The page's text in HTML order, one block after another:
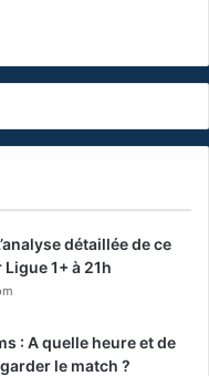
détaillée de ce
1+ à 21h
: A quelle heure et de
le match ?